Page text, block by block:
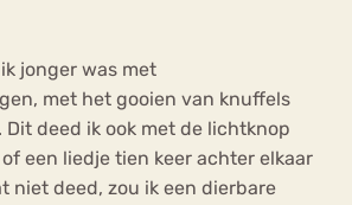
jonger was met
met het gooien van knuffels
deed ik ook met de lichtknop
een liedje tien keer achter elkaar
niet deed, zou ik een dierbare